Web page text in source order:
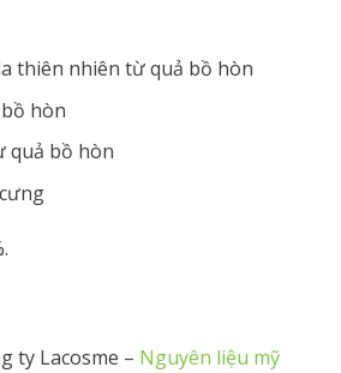
thiên nhiên từ quả bồ hòn
hòn
quả bồ hòn
ty Lacosme – Nguyên liệu mỹ